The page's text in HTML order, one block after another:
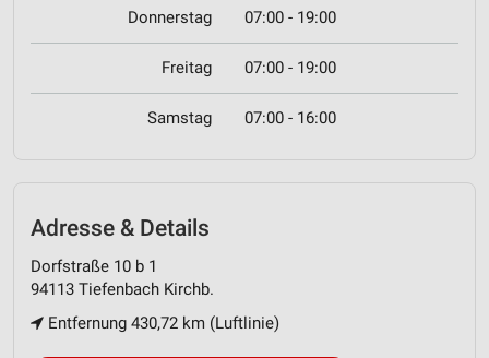
Donnerstag 07:00 - 19:00
Freitag 07:00 - 19:00
Samstag 07:00 - 16:00
Adresse & Details
Dorfstraße 10 b 1
94113 Tiefenbach Kirchb.
Entfernung 430,72 km (Luftlinie)